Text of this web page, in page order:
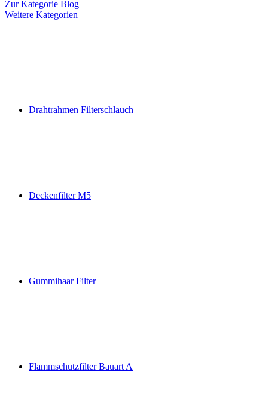
Zur Kategorie Blog
Weitere Kategorien
Drahtrahmen Filterschlauch
Deckenfilter M5
Gummihaar Filter
Flammschutzfilter Bauart A